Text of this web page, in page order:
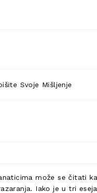
Svoje Mišljenje
može se čitati
Iako je u tri